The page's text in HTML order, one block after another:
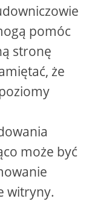
pomóc
stronę
że
może być
witryny.